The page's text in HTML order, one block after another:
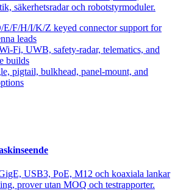
säkerhetsradar och robotstyrmoduler.
F/H/I/K/Z keyed connector support for
leads
Fi, UWB, safety-radar, telematics, and
builds
pigtail, bulkhead, panel-mount, and
USB3, PoE, M12 och koaxiala lankar
prover utan MOQ och testrapporter.